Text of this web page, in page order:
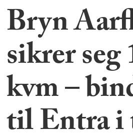
Bryn
sikrer seg
kvm –
til Entra i